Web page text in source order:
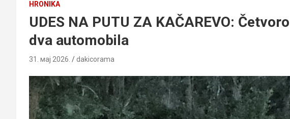
HRONIKA
UDES NA PUTU ZA KAČAREVO:
dva automobila
31. мај 2026. dakicorama